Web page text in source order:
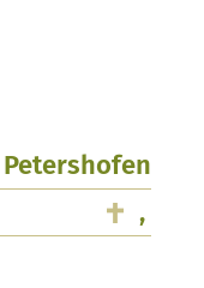
Petershofen
,